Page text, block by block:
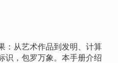
：从艺术作品到发明、计算
识，包罗万象。本手册介绍